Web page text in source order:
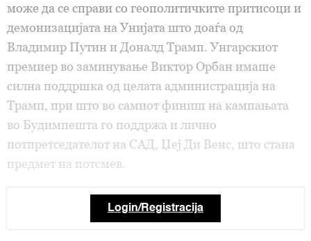
може да се справи со геополитичките притисоци и
демонизацијата на Унијата што доаѓа од
Владимир Путин и Доналд Трамп. Унгарскиот
премиер во заминување Виктор Орбан имаше
силна поддршка од целата администрација на
Трамп, при што во самиот финиш на кампањата
во Будимпешта го поддржа и лично
потпретседателот на САД, Џеј Ди Венс, што стана
предмет на потсмев.
Login/Registracija